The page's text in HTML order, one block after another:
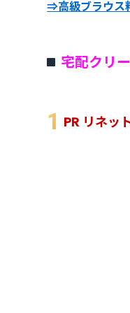
⇒高級ブラウス
宅配クリ
PR リネッ